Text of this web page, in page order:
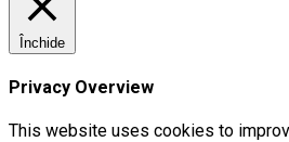
Închide
Privacy Overview
This website uses cookies to